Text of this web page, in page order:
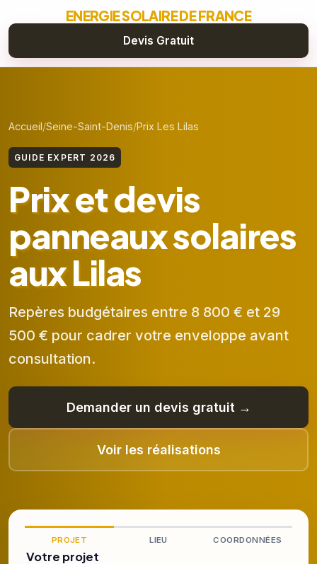
ENERGIE SOLAIRE DE FRANCE
Devis Gratuit
Accueil Seine-Saint-Denis Prix Les Lilas
GUIDE EXPERT 2026
Prix et devis
panneaux solaires
aux Lilas
Repères budgétaires entre 8 800 € et 29
500 € pour cadrer votre enveloppe avant
consultation.
Demander un devis gratuit →
Voir les réalisations
PROJET LIEU COORDONNÉES
Votre projet